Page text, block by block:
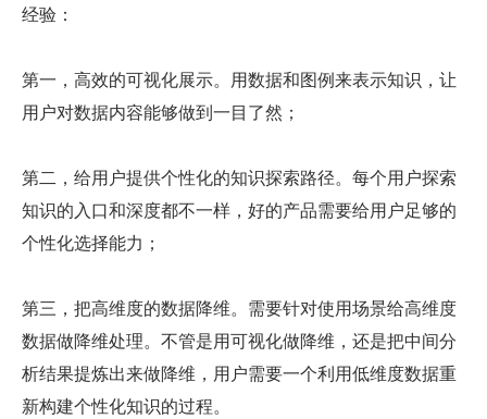
经验：
第一，高效的可视化展示。用数据和图例来表示知识，让
用户对数据内容能够做到一目了然；
第二，给用户提供个性化的知识探索路径。每个用户探索
知识的入口和深度都不一样，好的产品需要给用户足够的
个性化选择能力；
第三，把高维度的数据降维。需要针对使用场景给高维度
数据做降维处理。不管是用可视化做降维，还是把中间分
析结果提炼出来做降维，用户需要一个利用低维度数据重
新构建个性化知识的过程。